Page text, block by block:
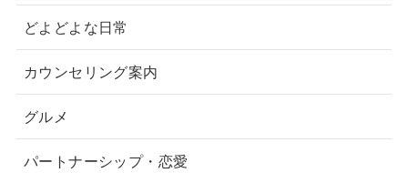
どよどよな日常
カウンセリング案内
グルメ
パートナーシップ・恋愛